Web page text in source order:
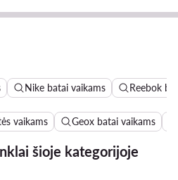
Nike batai vaikams Reebok
vaikams Geox batai vaikams
šioje kategorijoje